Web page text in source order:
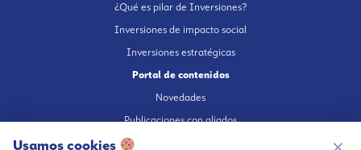
¿Qué es pilar de Inversiones?
Inversiones de impacto social
Inversiones estratégicas
Portal de contenidos
Novedades
Publicaciones con aliados
Fundación en medios
Usamos cookies